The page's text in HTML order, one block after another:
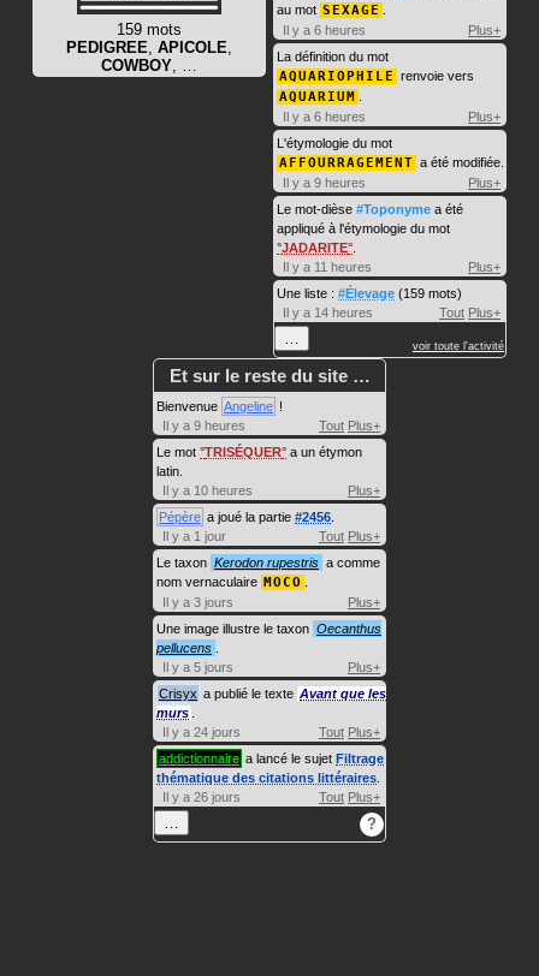
159 mots
PEDIGREE APICOLE
COWBOY
au mot SEXAGE
Il y a 6 heures
Plus+
La définition du mot
AQUARIOPHILE renvoie vers
AQUARIUM
Il y a 6 heures
Plus+
L'étymologie du mot
AFFOURRAGEMENT a été modifiée.
Il y a 9 heures
Plus+
Le mot-dièse #Toponyme a été
appliqué à l'étymologie du mot
JADARITE
Il y a 11 heures
Plus+
Une liste : #Élevage (159 mots)
Il y a 14 heures
Tout Plus+
voir toute l'activité
Et sur le reste du site …
Bienvenue Angeline !
Il y a 9 heures
Tout Plus+
Le mot TRISÉQUER a un étymon
latin.
Il y a 10 heures
Plus+
Pépère a joué la partie #2456
Il y a 1 jour
Tout Plus+
Le taxon Kerodon rupestris a comme
nom vernaculaire MOCO
Il y a 3 jours
Plus+
Une image illustre le taxon Oecanthus
pellucens
Il y a 5 jours
Plus+
Crisyx a publié le texte Avant que les
murs
Il y a 24 jours
Tout Plus+
addictionnaire a lancé le sujet Filtrage
thématique des citations littéraires
Il y a 26 jours
Tout Plus+
?